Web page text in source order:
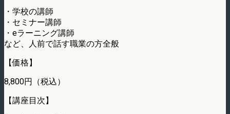
・学校の講師
・セミナー講師
・eラーニング講師
など、人前で話す職業の方全般
【価格】
8,800円（税込）
【講座目次】